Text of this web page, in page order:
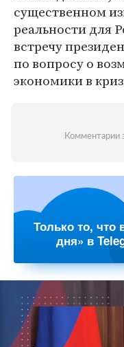
существенном
реальности для
встречу
по вопросу о
экономики в
Комментарии
Только то, что
дня» в